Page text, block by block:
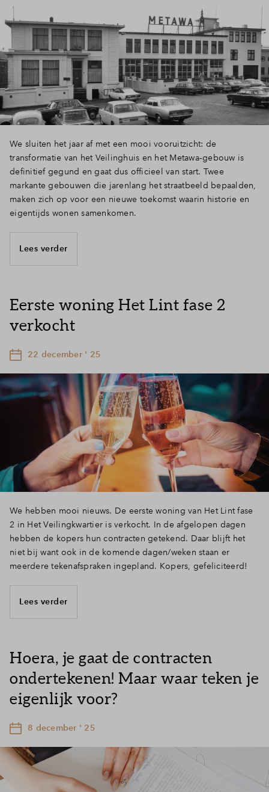
We sluiten het jaar af met een mooi vooruitzicht: de
transformatie van het Veilinghuis en het Metawa‑gebouw is
definitief gegund en gaat dus officieel van start. Twee
markante gebouwen die jarenlang het straatbeeld bepaalden,
maken zich op voor een nieuwe toekomst waarin historie en
eigentijds wonen samenkomen.
Lees verder
Eerste woning Het Lint fase 2
verkocht
22 december ' 25
We hebben mooi nieuws. De eerste woning van Het Lint fase
2 in Het Veilingkwartier is verkocht. In de afgelopen dagen
hebben de kopers hun contracten getekend. Daar blijft het
niet bij want ook in de komende dagen/weken staan er
meerdere tekenafspraken ingepland. Kopers, gefeliciteerd!
Lees verder
Hoera, je gaat de contracten
ondertekenen! Maar waar teken je
eigenlijk voor?
8 december ' 25